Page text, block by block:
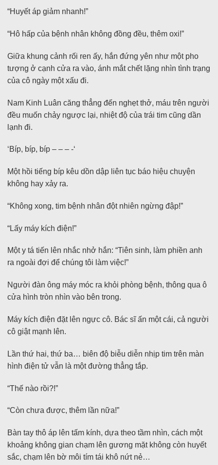
“Huyết áp giảm nhanh!”
“Hô hấp của bệnh nhân không đồng đều, thêm oxi!”
Giữa khung cảnh rối ren ấy, hắn đứng yên như một pho
tượng ở cạnh cửa ra vào, ánh mắt chết lặng nhìn tình trạng
của cô ngày một xấu đi.
Nam Kinh Luân căng thẳng đến nghẹt thở, máu trên người
đều muốn chảy ngược lại, nhiệt độ của trái tim cũng dần
lạnh đi.
‘Bíp, bíp, bíp – – – -‘
Một hồi tiếng bíp kêu dồn dập liên tục báo hiệu chuyện
không hay xảy ra.
“Không xong, tim bệnh nhân đột nhiên ngừng đập!”
“Lấy máy kích điện!”
Một y tá tiến lên nhắc nhở hắn: “Tiên sinh, làm phiền anh
ra ngoài đợi để chúng tôi làm việc!”
Người đàn ông máy móc ra khỏi phòng bệnh, thông qua ô
cửa hình tròn nhìn vào bên trong.
Máy kích điện đặt lên ngực cô. Bác sĩ ấn một cái, cả người
cô giật mạnh lên.
Lần thứ hai, thứ ba… biên độ biễu diễn nhịp tim trên màn
hình điện tử vẫn là một đường thẳng tắp.
“Thế nào rồi?!”
“Còn chưa được, thêm lần nữa!”
Bàn tay thô áp lên tấm kính, dựa theo tầm nhìn, cách một
khoảng không gian chạm lên gương mặt không còn huyết
sắc, chạm lên bờ môi tím tái khô nứt nẻ…